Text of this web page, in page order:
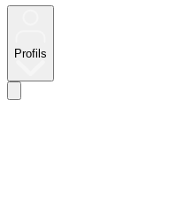
Profils